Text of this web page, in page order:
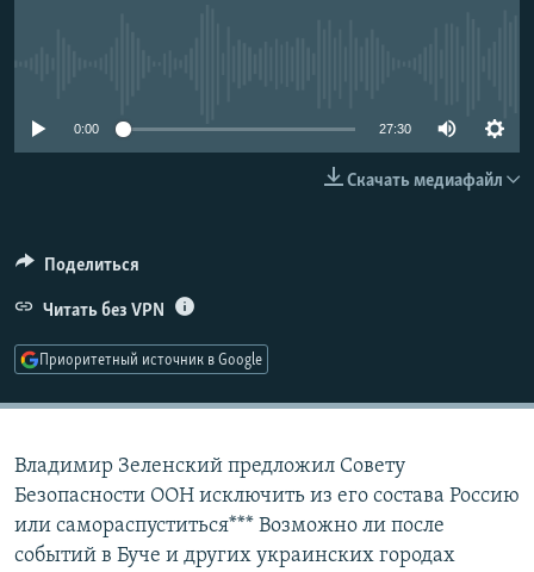
СОЦИАЛЬНЫЕ СЕТИ
0:00 27:30
Скачать медиафайл
Поделиться
Читать без VPN
Приоритетный источник в Google
Владимир Зеленский предложил Совету
Безопасности ООН исключить из его состава Россию
или самораспуститься*** Возможно ли после
событий в Буче и других украинских городах